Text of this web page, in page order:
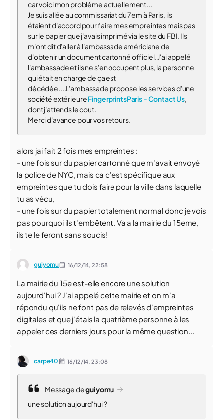
car voici mon probléme actuellement...
Je suis allée au commissariat du 7em à Paris, ils
étaient d'accord pour faire mes empreintes mais pas
sur le papier que j'avais imprimé via le site du FBI. Ils
m'ont dit d'aller à l'ambassade américiane de
d'obtenir un document cartonné officiel. J'ai appelé
l'ambassade et ils ne s'en occupent plus, la personne
qui était en charge de ça est
décédée....L'ambassade propose les services d'une
société extérieureFingerprintsParis - Contact Us,
dont j'attends le cout.
Merci d'avance pour vos retours.
alors jai fait 2 fois mes empreintes :
- une fois sur du papier cartonné que m'avait envoyé
la police de NYC, mais ca c'est spécifique aux
empreintes que tu dois faire pour la ville dans laquelle
tu as vécu,
- une fois sur du papier totalement normal donc je vois
pas pourquoi ils t'embêtent. Va a la mairie du 15eme,
ils te le feront sans soucis!
guiyomu 16/12/14,22:58
La mairie du 15e est-elle encore une solution
aujourd'hui ? J'ai appelé cette mairie et on m'a
répondu qu'ils ne font pas de relevés d'empreintes
digitales et que j'étais la quatrième personne à les
appeler ces derniers jours pour la même question...
carpe40 16/12/14,23:08
Message deguiyomu
une solution aujourd'hui ?